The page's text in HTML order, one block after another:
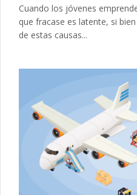
Cuando los jóvenes
que fracase es latente, si
de estas causas...